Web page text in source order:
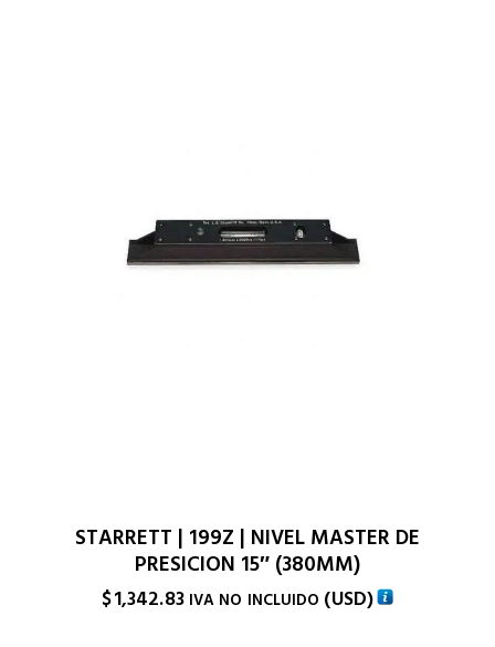
STARRETT | 199Z | NIVEL MASTER DE
PRESICION 15″ (380MM)
$1,342.83 IVA NO INCLUIDO (USD)